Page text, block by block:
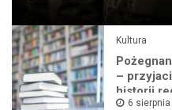
Kultura
–
historii
6